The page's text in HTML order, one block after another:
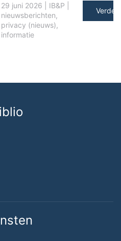
29 juni 2026 IB&P
nieuwsberichten,
privacy (nieuws),
informatie
Verder